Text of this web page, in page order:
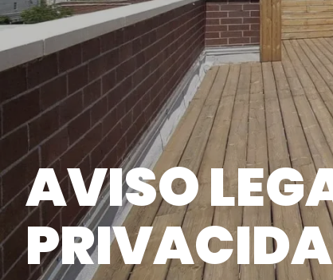
Gama Origin
NUESTROS SOPORTES
AJUSTABLES
Soportes para teraza para madera
Soportes para losas de terraza
Accesorios
AVISO